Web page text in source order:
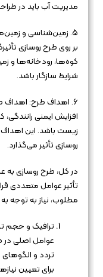
مدیریت آب باید در
۵. زمین‌شناسی و
بر روی طرح روسازی
کوه‌ها، رودخانه‌ها و
شرایط سازگار باشد.
۶. اهداف طرح: اهداف
افزایش ایمنی
زیست باشد. این
روسازی تأثیر می‌گذارد.
در کل، طرح روسازی به
تأثیر عوامل متعددی
مطلوب، نیاز به توجه
ترافیک و حجم
عوامل اصلی
تردد و
برای تعیین